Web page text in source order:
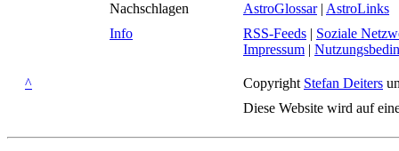
Nachschlagen
AstroGlossar| AstroLinks
Info
RSS-Feeds | Soziale
Impressum |
^ Copyright Stefan Deiters
Diese Website wird auf